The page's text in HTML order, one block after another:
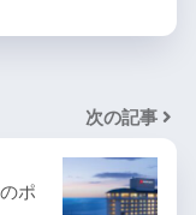
次の記事
ポ